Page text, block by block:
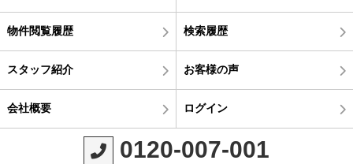
物件閲覧履歴 検索履歴
スタッフ紹介 お客様の声
会社概要 ログイン
0120-007-001